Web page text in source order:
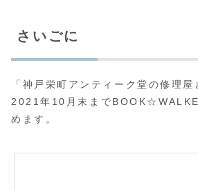
さいごに
「神戸栄町アンティーク堂の修理屋
2021年10月末まで
めます。